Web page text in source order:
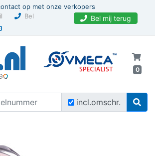
op met onze verkopers
Bel Bel mij terug
0
incl.omschr.
Home